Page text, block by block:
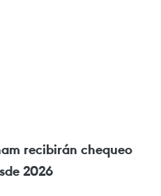
recibirán chequeo
2026